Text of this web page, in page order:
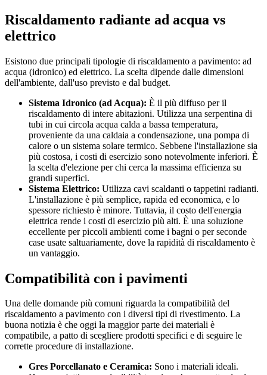
Riscaldamento radiante ad acqua vs
elettrico
Esistono due principali tipologie di riscaldamento a pavimento: ad
acqua (idronico) ed elettrico. La scelta dipende dalle dimensioni
dell'ambiente, dall'uso previsto e dal budget.
Sistema Idronico (ad Acqua): È il più diffuso per il
riscaldamento di intere abitazioni. Utilizza una serpentina di
tubi in cui circola acqua calda a bassa temperatura,
proveniente da una caldaia a condensazione, una pompa di
calore o un sistema solare termico. Sebbene l'installazione sia
più costosa, i costi di esercizio sono notevolmente inferiori. È
la scelta d'elezione per chi cerca la massima efficienza su
grandi superfici.
Sistema Elettrico: Utilizza cavi scaldanti o tappetini radianti.
L'installazione è più semplice, rapida ed economica, e lo
spessore richiesto è minore. Tuttavia, il costo dell'energia
elettrica rende i costi di esercizio più alti. È una soluzione
eccellente per piccoli ambienti come i bagni o per seconde
case usate saltuariamente, dove la rapidità di riscaldamento è
un vantaggio.
Compatibilità con i pavimenti
Una delle domande più comuni riguarda la compatibilità del
riscaldamento a pavimento con i diversi tipi di rivestimento. La
buona notizia è che oggi la maggior parte dei materiali è
compatibile, a patto di scegliere prodotti specifici e di seguire le
corrette procedure di installazione.
Gres Porcellanato e Ceramica: Sono i materiali ideali.